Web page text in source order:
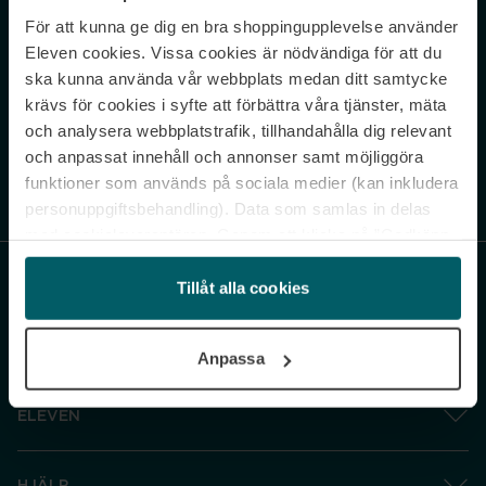
För att kunna ge dig en bra shoppingupplevelse använder
Eleven cookies. Vissa cookies är nödvändiga för att du
ska kunna använda vår webbplats medan ditt samtycke
krävs för cookies i syfte att förbättra våra tjänster, mäta
och analysera webbplatstrafik, tillhandahålla dig relevant
och anpassat innehåll och annonser samt möjliggöra
funktioner som används på sociala medier (kan inkludera
personuppgiftsbehandling). Data som samlas in delas
och gå vidare” accepterar du samtliga cookies medan du
under ”Inställningar” kan anpassa användningen av
cookies. Du kan återkalla ditt samtycke när som helst.
Tillåt alla cookies
Anpassa
Never miss a beat.
Sign up to our newsletter.
Genom att prenumerera accepterar du vår Integritetspolicy. Avprenumerera
ELEVEN